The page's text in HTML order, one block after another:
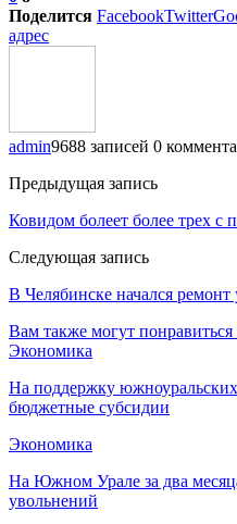
Поделится FacebookTwitter
адрес
admin9688 записей 0
Предыдущая запись
Ковидом болеет более трех с
Следующая запись
В Челябинске начался
Вам также могут понравиться
Экономика
На поддержку
бюджетные субсидии
Экономика
На Южном Урале за два
увольнений